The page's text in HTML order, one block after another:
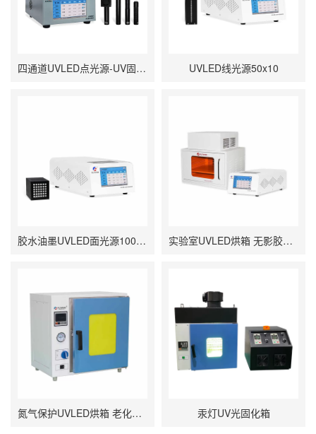
四通道UVLED点光源-UV固化点照射-∅16mm UVLED线光源50x10
胶水油墨UVLED面光源100x100 瞬间固化面光源UV固化机 实验室UVLED烘箱 无影胶硬化紫外线UV烘干设备
氮气保护UVLED烘箱 老化测试紫外线UV固化箱 汞灯UV光固化箱